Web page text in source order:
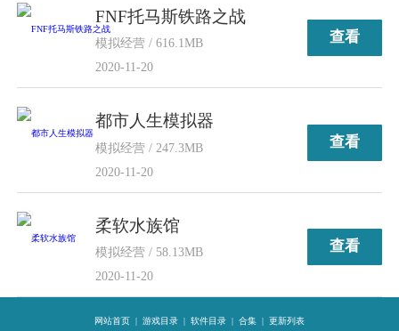
FNF托马斯铁路之战
模拟经营 / 616.1MB
2020-11-20
查看
都市人生模拟器
模拟经营 / 247.3MB
2020-11-20
查看
柔软水族馆
模拟经营 / 58.13MB
2020-11-20
查看
网站首页 | 游戏目录 | 软件目录 | 合集 | 更新列表